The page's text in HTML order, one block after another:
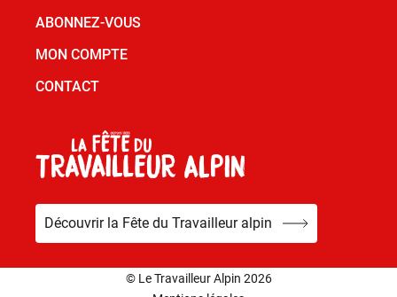
ABONNEZ-VOUS
MON COMPTE
CONTACT
Découvrir la Fête du Travailleur alpin
© Le Travailleur Alpin 2026